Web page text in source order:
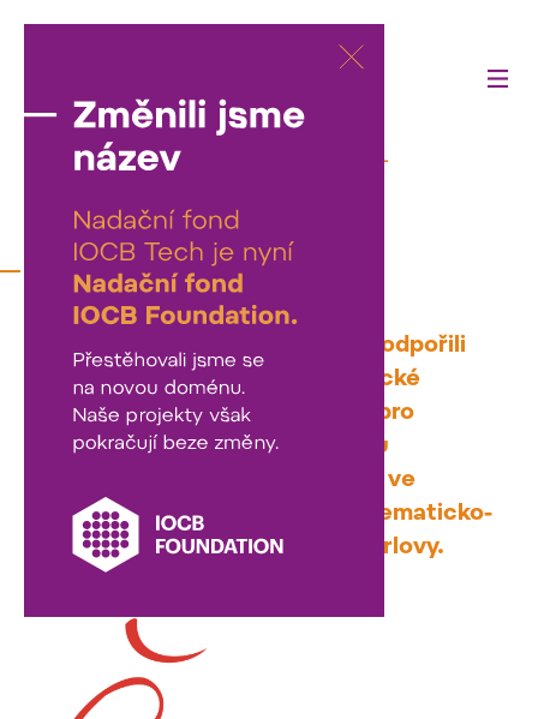
Činnost fondu
—
Lingvistická olympiáda
Částkou 200 tisíc korun jsme podpořili
čtrnáctý ročník České lingvistické
olympiády, celostátní soutěže pro
studenty středních škol, kterou
organizuje spolek ČLOvěci, z.s. ve
spolupráci s Filozofickou a Matematicko-
fyzikální fakultou Univerzity Karlovy.